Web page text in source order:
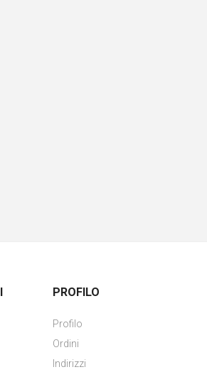
PROFILO
Profilo
Ordini
Indirizzi